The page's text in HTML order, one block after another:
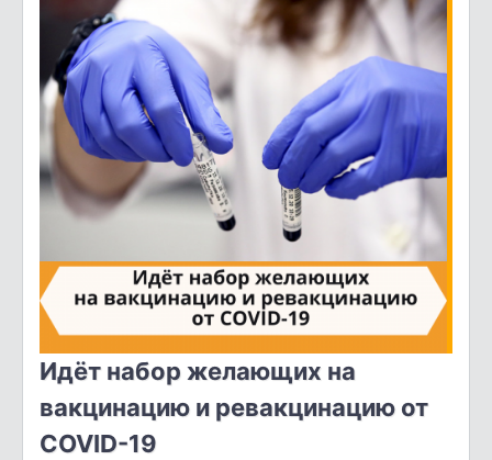
Идёт набор желающих на
вакцинацию и ревакцинацию от
COVID-19